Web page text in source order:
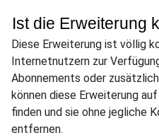
Ist die Erweiterung
Diese Erweiterung ist völlig
Internetnutzern zur
Abonnements oder
können diese Erweiterung
finden und sie ohne jegliche
entfernen.